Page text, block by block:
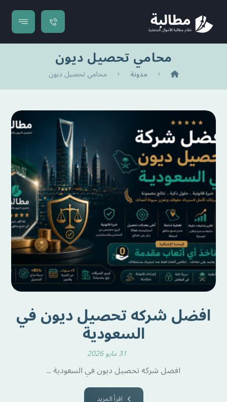
محامي تحصيل ديون
مدونة محامي تحصيل ديون
افضل شركه تحصيل ديون في
السعودية
31 مايو 2026
افضل شركه تحصيل ديون في السعودية ...
اقرأ المزيد